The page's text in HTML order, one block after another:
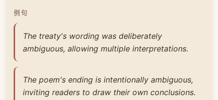
例句
The treaty's wording was deliberately
ambiguous, allowing multiple interpretations.
The poem's ending is intentionally ambiguous,
inviting readers to draw their own conclusions.